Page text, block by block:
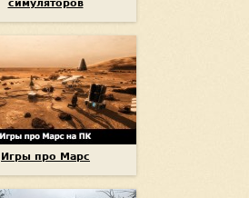
симуляторов
Игры про Марс